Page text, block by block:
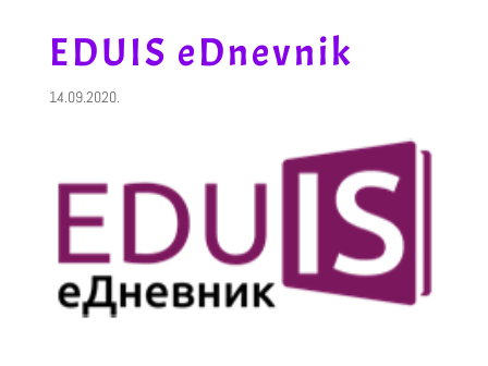
EDUIS eDnevnik
14.09.2020.